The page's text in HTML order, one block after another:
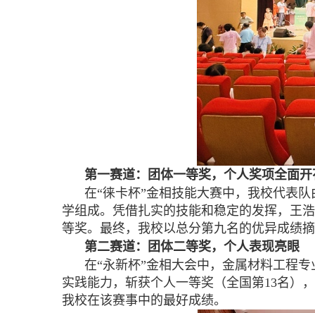
第一赛道：团体一等奖，个人奖项全面开
在“徕卡杯”金相技能大赛中，我校代表
学组成。凭借扎实的技能和稳定的发挥，王
等奖。最终，我校以总分第九名的优异成绩
第二赛道：团体二等奖，个人表现亮眼
在“永新杯”金相大会中，金属材料工程
实践能力，斩获个人一等奖（全国第13名）
我校在该赛事中的最好成绩。